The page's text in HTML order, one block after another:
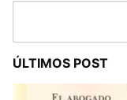
ÚLTIMOS POST